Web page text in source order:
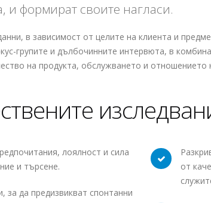
и формират своите нагласи.
в зависимост от целите на клиента и
групите и дълбочинните интервюта, в
на продукта, обслужването и отношението
лоялност и сила
и търсене.
за да предизвикват спонтанни
от